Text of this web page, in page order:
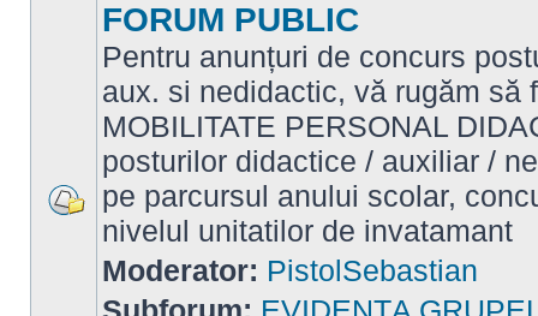
sunt
necitite
FORUM PUBLIC
Pentru anunțuri de concurs
aux. si nedidactic, vă rugăm să
MOBILITATE PERSONAL
posturilor didactice / auxiliar /
pe parcursul anului scolar,
nivelul unitatilor de invatamant
Moderator: PistolSebastian